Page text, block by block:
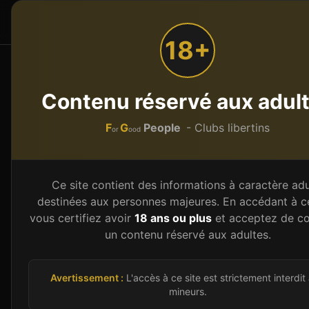
18+
Contenu réservé aux
For Good People - Clubs libertins
Ce site contient des informations à caractère
destinées aux personnes majeures. En accédant à
vous certifiez avoir 18 ans ou plus et acceptez de
un contenu réservé aux adultes.
Avertissement : L'accès à ce site est strictement interdit
mineurs.
LE TROPIC
144 rue de la Larévellière,49100 ANGERS-
Club Sauna Gay friendly
Donne ton avis (anonyme, sans inscription)